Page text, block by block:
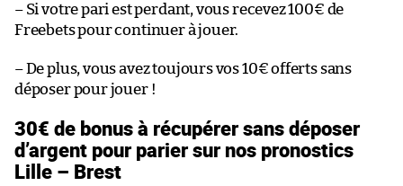
– Si votre pari est perdant, vous recevez 100€ de
Freebets pour continuer à jouer.
– De plus, vous avez toujours vos 10€ offerts sans
déposer pour jouer !
30€ de bonus à récupérer sans déposer
d’argent pour parier sur nos pronostics
Lille – Brest